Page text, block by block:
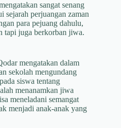
sangat senang
sejarah perjuangan zaman
para pejuang dahulu,
tapi juga berkorban jiwa.
mengatakan dalam
sekolah mengundang
siswa tentang
menanamkan jiwa
meneladani semangat
menjadi anak-anak yang